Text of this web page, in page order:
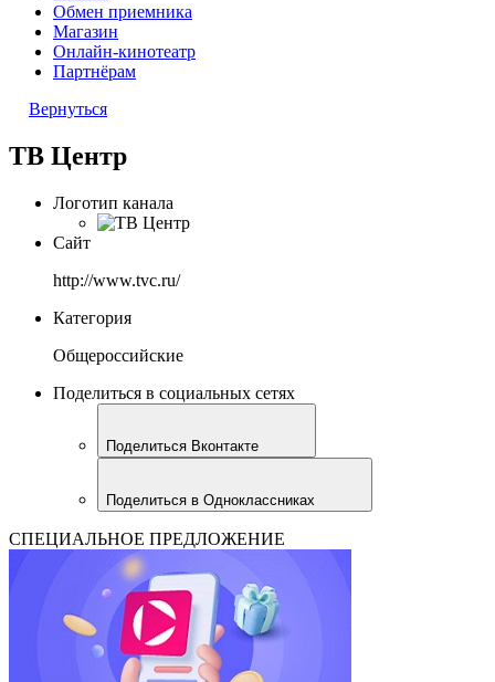
Обмен приемника
Магазин
Онлайн-кинотеатр
Партнёрам
Вернуться
ТВ Центр
Логотип канала
Сайт
http://www.tvc.ru/
Категория
Общероссийские
Поделиться в социальных сетях
Поделиться Вконтакте
Поделиться в Одноклассниках
СПЕЦИАЛЬНОЕ ПРЕДЛОЖЕНИЕ